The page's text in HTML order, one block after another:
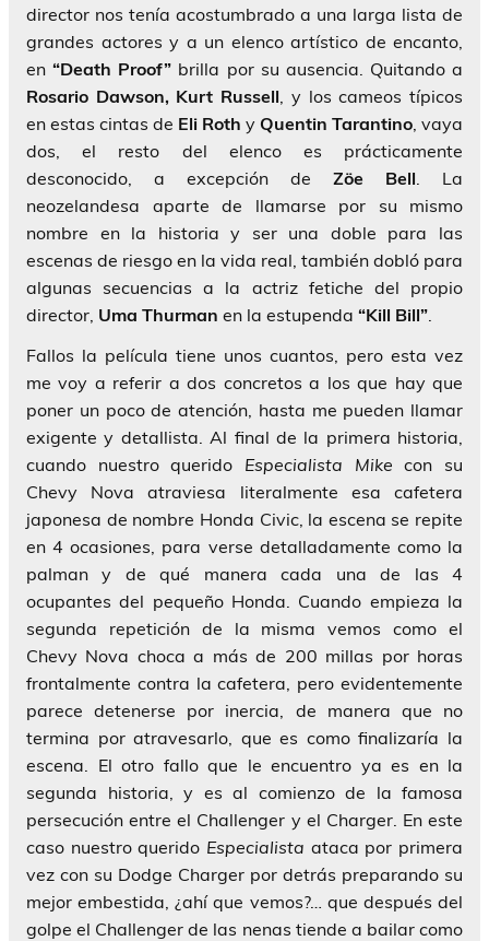
director nos tenía acostumbrado a una larga lista de
grandes actores y a un elenco artístico de encanto,
en“Death Proof” brilla por su ausencia. Quitando a
Rosario Dawson, Kurt Russell , y los cameos típicos
en estas cintas de Eli Roth y Quentin Tarantino , vaya
dos, el resto del elenco es prácticamente
desconocido, a excepción de Zöe Bell . La
neozelandesa aparte de llamarse por su mismo
nombre en la historia y ser una doble para las
escenas de riesgo en la vida real, también dobló para
algunas secuencias a la actriz fetiche del propio
director, Uma Thurman en la estupenda “Kill Bill”
Fallos la película tiene unos cuantos, pero esta vez
me voy a referir a dos concretos a los que hay que
poner un poco de atención, hasta me pueden llamar
exigente y detallista. Al final de la primera historia,
cuando nuestro querido Especialista Mike con su
Chevy Nova atraviesa literalmente esa cafetera
japonesa de nombre Honda Civic, la escena se repite
en 4 ocasiones, para verse detalladamente como la
palman y de qué manera cada una de las 4
ocupantes del pequeño Honda. Cuando empieza la
segunda repetición de la misma vemos como el
Chevy Nova choca a más de 200 millas por horas
frontalmente contra la cafetera, pero evidentemente
parece detenerse por inercia, de manera que no
termina por atravesarlo, que es como finalizaría la
escena. El otro fallo que le encuentro ya es en la
segunda historia, y es al comienzo de la famosa
persecución entre el Challenger y el Charger. En este
caso nuestro querido Especialista ataca por primera
vez con su Dodge Charger por detrás preparando su
mejor embestida, ¿ahí que vemos?… que después del
golpe el Challenger de las nenas tiende a bailar como